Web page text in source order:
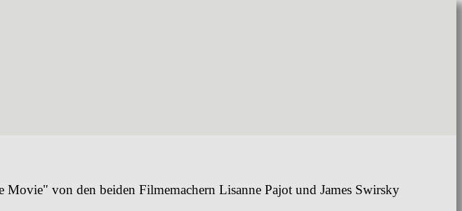
von den beiden Filmemachern Lisanne Pajot und James Swirsky